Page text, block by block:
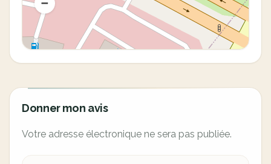
Donner mon avis
Votre adresse électronique ne sera pas publiée.